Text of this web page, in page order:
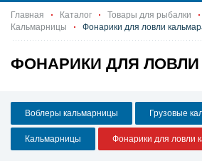
Главная Каталог Товары для рыбалки
Кальмарницы
Фонарики для ловли
ФОНАРИКИ ДЛЯ
Воблеры кальмарницы Грузовые
Кальмарницы Фонарики для ловли